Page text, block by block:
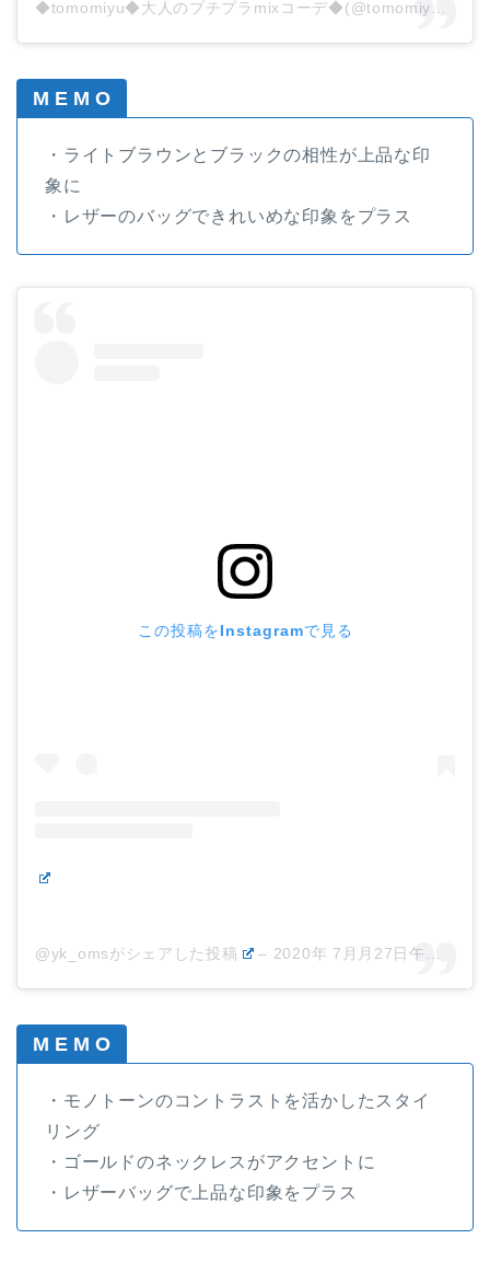
M E M O
・ライトブラウンとブラックの相性が上品な印
象に
・レザーのバッグできれいめな印象をプラス
この投稿をInstagramで見る
@yk_omsがシェアした投稿 – 2020年 7月月27日午前2時02分PDT
M E M O
・モノトーンのコントラストを活かしたスタイ
リング
・ゴールドのネックレスがアクセントに
・レザーバッグで上品な印象をプラス